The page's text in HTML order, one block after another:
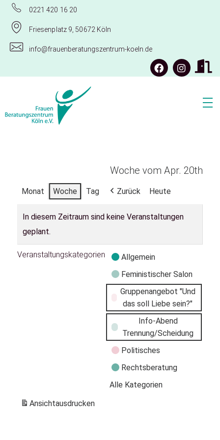
0221 420 16 20
Friesenplatz 9, 50672 Köln
info@frauenberatungszentrum-koeln.de
Woche vom Apr. 20th
Monat Woche Tag Zurück Heute
In diesem Zeitraum sind keine Veranstaltungen
geplant.
Veranstaltungskategorien
Allgemein
Feministischer Salon
Gruppenangebot "Und
das soll Liebe sein?"
Info-Abend
Trennung/Scheidung
Politisches
Rechtsberatung
Alle Kategorien
Ansichtausdrucken